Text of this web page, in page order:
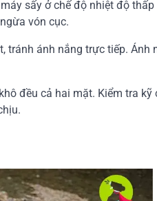
sấy ở chế độ nhiệt độ
vón cục.
tránh ánh nắng trực tiếp. Ánh
đều cả hai mặt. Kiểm tra kỹ